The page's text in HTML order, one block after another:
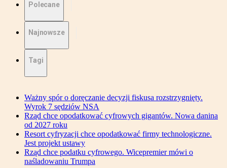
Polecane
Najnowsze
Tagi
Ważny spór o doręczanie decyzji fiskusa rozstrzygnięty.
Wyrok 7 sędziów NSA
Rząd chce opodatkować cyfrowych gigantów. Nowa danina
od 2027 roku
Resort cyfryzacji chce opodatkować firmy technologiczne.
Jest projekt ustawy
Rząd chce podatku cyfrowego. Wicepremier mówi o
naśladowaniu Trumpa